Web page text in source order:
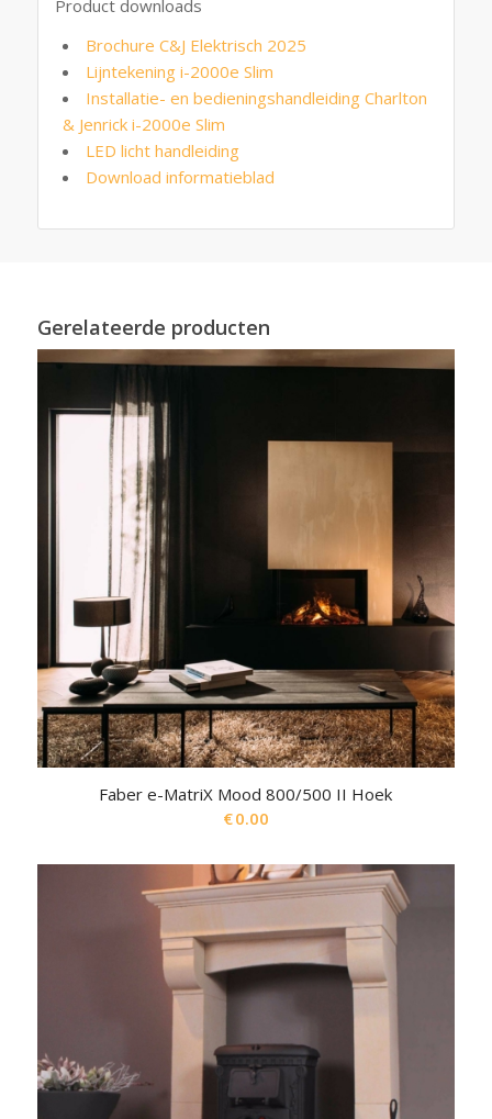
Product downloads
Brochure C&J Elektrisch 2025
Lijntekening i-2000e Slim
Installatie- en bedieningshandleiding Charlton
& Jenrick i-2000e Slim
LED licht handleiding
Download informatieblad
Gerelateerde producten
Faber e-MatriX Mood 800/500 II Hoek
€0.00